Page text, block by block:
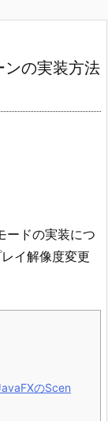
ンの実装方法
ードの実装につ
イ解像度変更
のScen